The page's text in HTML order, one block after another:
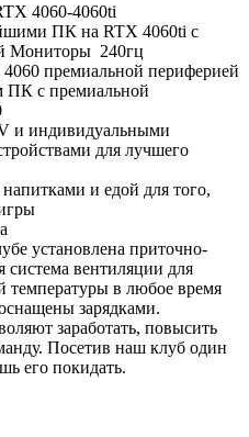
4060-4060ti
ПК на RTX 4060ti с
Мониторы 240гц
премиальной периферией
с премиальной
и индивидуальными
для лучшего
и едой для того,
установлена приточно-
система вентиляции для
температуры в любое время
зарядками.
заработать, повысить
Посетив наш клуб один
его покидать.